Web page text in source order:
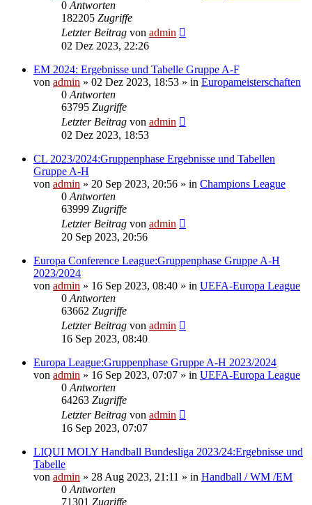
0 Antworten
182205 Zugriffe
Letzter Beitrag von admin
02 Dez 2023, 22:26
EM 2024: Ergebnisse und Tabelle Gruppe A-F
von admin » 02 Dez 2023, 18:53 » in Europameisterschaften
0 Antworten
63795 Zugriffe
Letzter Beitrag von admin
02 Dez 2023, 18:53
CL 2023/2024:Gruppenphase Ergebnisse und Tabellen
Gruppe A-H
von admin » 20 Sep 2023, 20:56 » in Champions League
0 Antworten
63999 Zugriffe
Letzter Beitrag von admin
20 Sep 2023, 20:56
Europa Conference League:Gruppenphase Gruppe A-H
2023/2024
von admin » 16 Sep 2023, 08:40 » in UEFA-Europa League
0 Antworten
63662 Zugriffe
Letzter Beitrag von admin
16 Sep 2023, 08:40
Europa League:Gruppenphase Gruppe A-H 2023/2024
von admin » 16 Sep 2023, 07:07 » in UEFA-Europa League
0 Antworten
64263 Zugriffe
Letzter Beitrag von admin
16 Sep 2023, 07:07
LIQUI MOLY Handball Bundesliga 2023/24:Ergebnisse und
Tabelle
von admin » 28 Aug 2023, 21:11 » in Handball / WM /EM
0 Antworten
71301 Zugriffe